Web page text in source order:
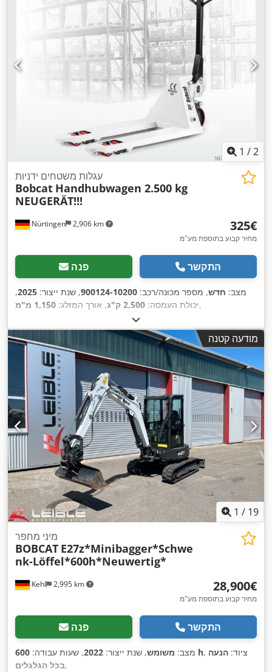
1 /2
Nürtingen 2,906 km
עגלות משטחים ידניות
Bobcat Handhubwagen 2.500 kg
NEUGERÄT!!!
‏325 ‏€
מחיר קבוע בתוספת מע"מ
פנה התקשר
מצב: חדש, מספר מכונה/רכב: 900124-10200, שנת ייצור: 2025
,
יכולת העמסה: 2,500 ק"ג , אורך המזלג: 1,150 מ"מ ,
מודעה קטנה
1 / 19
Kehl 2,995 km
מיני מחפר
BOBCAT E27z*Minibagger*Schwe
nk-Löffel*600h*Neuwertig*
‏28,900 ‏€
מחיר קבוע בתוספת מע"מ
פנה התקשר
מצב: משומש, שנת ייצור: 2022, שעות עבודה: 600 h , ציוד: הנעה
בכל הגלגלים,